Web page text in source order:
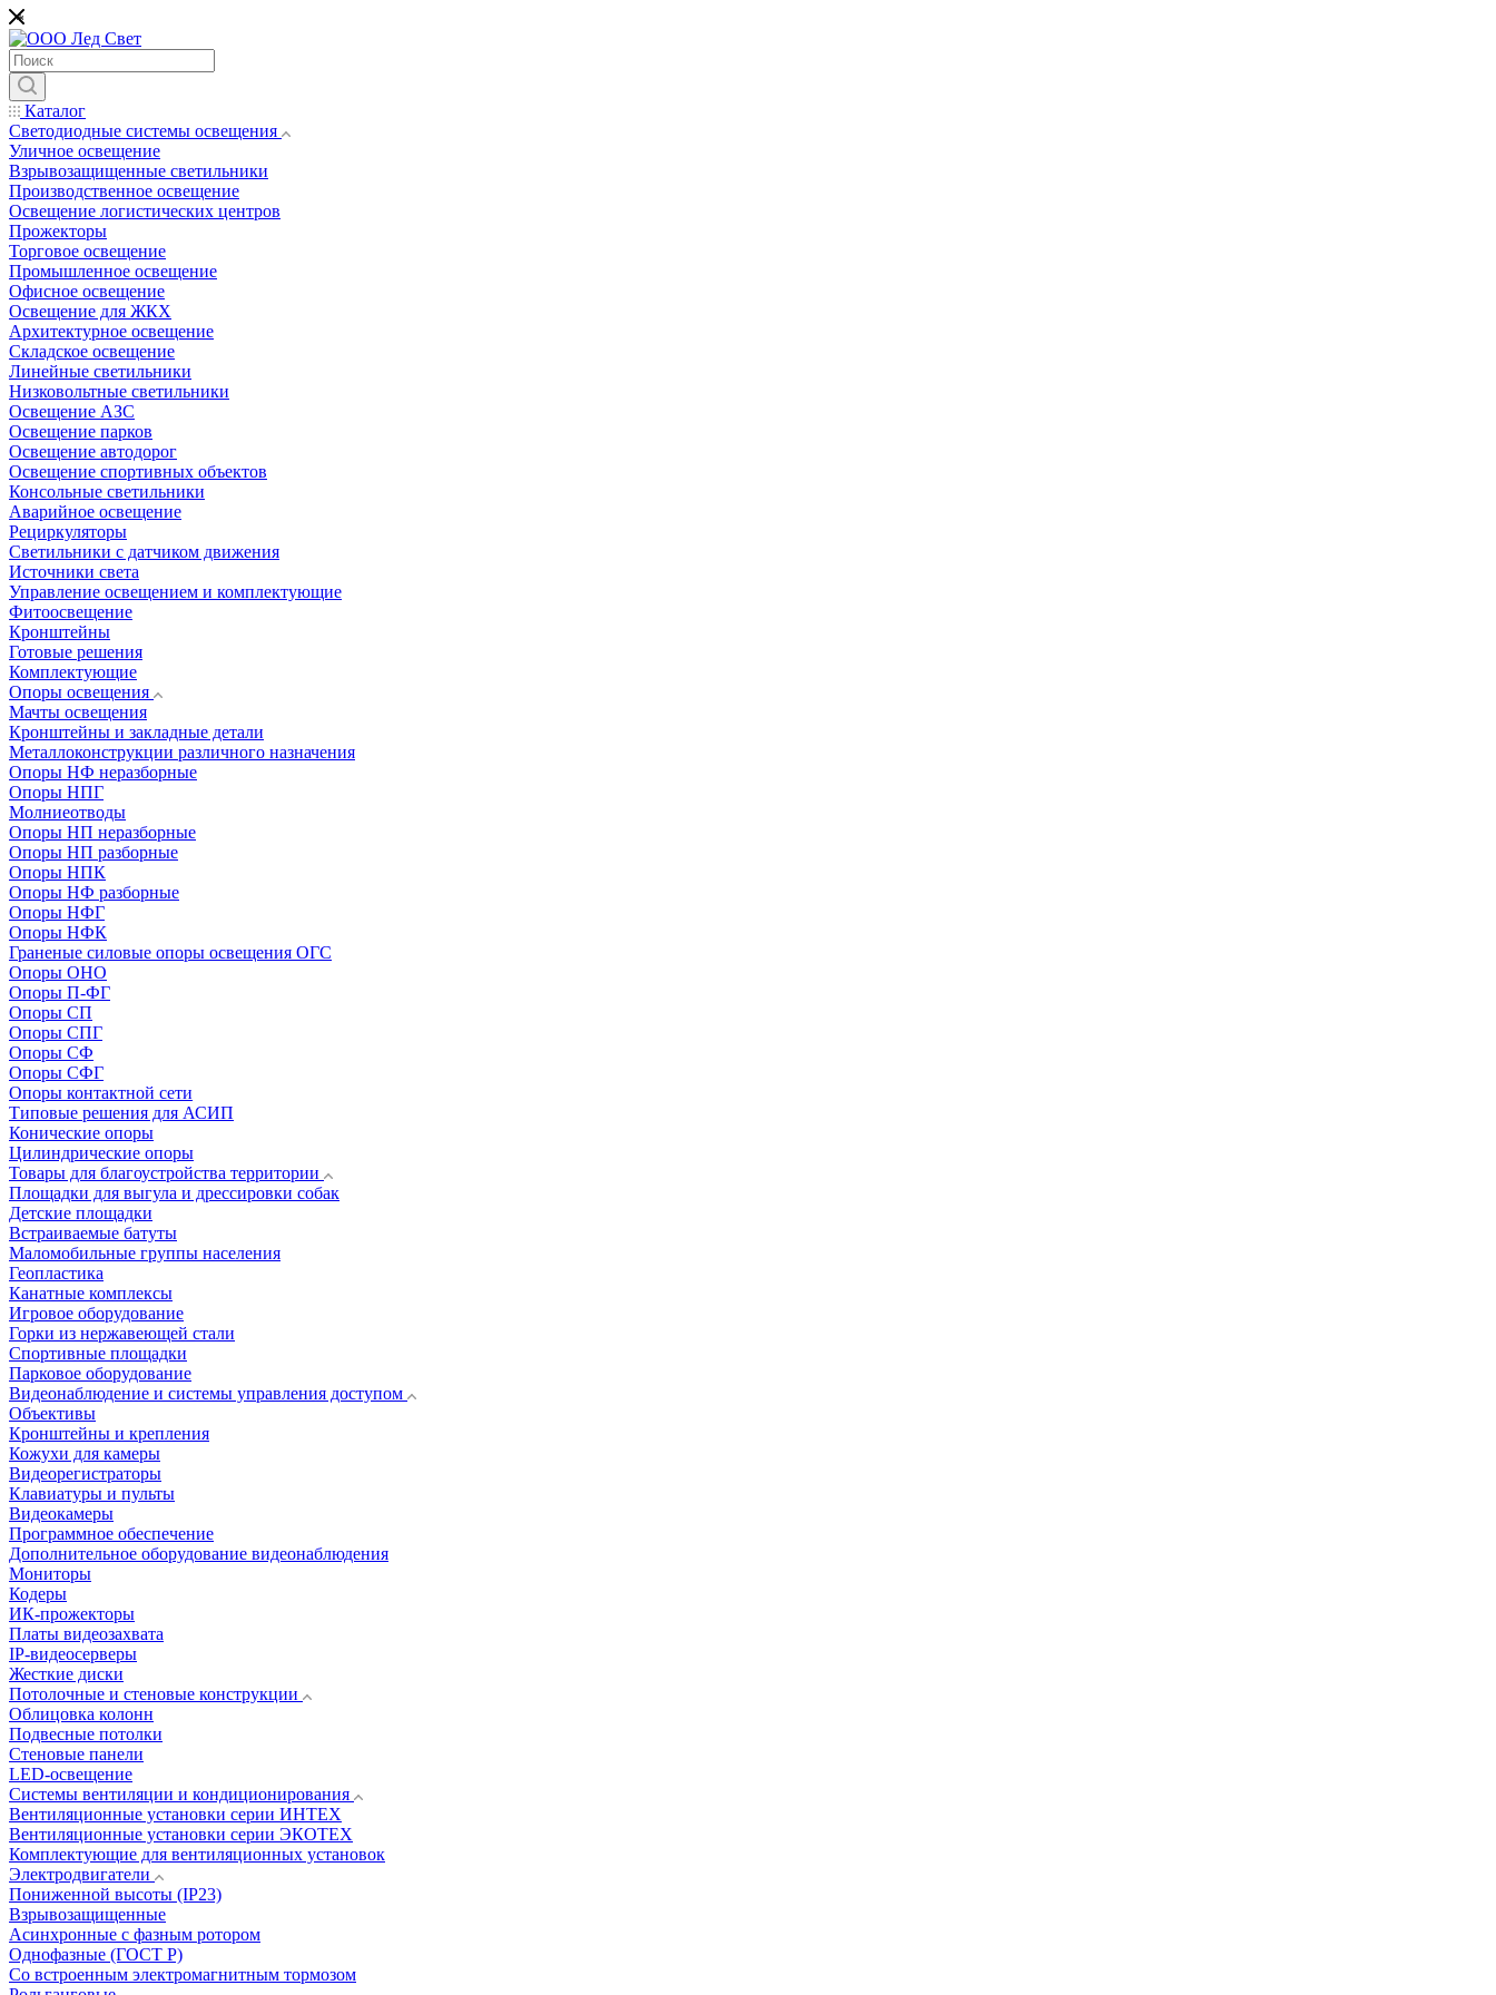
Каталог
Светодиодные системы освещения
Уличное освещение
Взрывозащищенные светильники
Производственное освещение
Освещение логистических центров
Прожекторы
Торговое освещение
Промышленное освещение
Офисное освещение
Освещение для ЖКХ
Архитектурное освещение
Складское освещение
Линейные светильники
Низковольтные светильники
Освещение АЗС
Освещение парков
Освещение автодорог
Освещение спортивных объектов
Консольные светильники
Аварийное освещение
Рециркуляторы
Светильники с датчиком движения
Источники света
Управление освещением и комплектующие
Фитоосвещение
Кронштейны
Готовые решения
Комплектующие
Опоры освещения
Мачты освещения
Кронштейны и закладные детали
Металлоконструкции различного назначения
Опоры НФ неразборные
Опоры НПГ
Молниеотводы
Опоры НП неразборные
Опоры НП разборные
Опоры НПК
Опоры НФ разборные
Опоры НФГ
Опоры НФК
Граненые силовые опоры освещения ОГС
Опоры ОНО
Опоры П-ФГ
Опоры СП
Опоры СПГ
Опоры СФ
Опоры СФГ
Опоры контактной сети
Типовые решения для АСИП
Конические опоры
Цилиндрические опоры
Товары для благоустройства территории
Площадки для выгула и дрессировки собак
Детские площадки
Встраиваемые батуты
Маломобильные группы населения
Геопластика
Канатные комплексы
Игровое оборудование
Горки из нержавеющей стали
Спортивные площадки
Парковое оборудование
Видеонаблюдение и системы управления доступом
Объективы
Кронштейны и крепления
Кожухи для камеры
Видеорегистраторы
Клавиатуры и пульты
Видеокамеры
Программное обеспечение
Дополнительное оборудование видеонаблюдения
Мониторы
Кодеры
ИК-прожекторы
Платы видеозахвата
IP-видеосерверы
Жесткие диски
Потолочные и стеновые конструкции
Облицовка колонн
Подвесные потолки
Стеновые панели
LED-освещение
Системы вентиляции и кондиционирования
Вентиляционные установки серии ИНТЕХ
Вентиляционные установки серии ЭКОТЕХ
Комплектующие для вентиляционных установок
Электродвигатели
Пониженной высоты (IP23)
Взрывозащищенные
Асинхронные с фазным ротором
Однофазные (ГОСТ Р)
Со встроенным электромагнитным тормозом
*